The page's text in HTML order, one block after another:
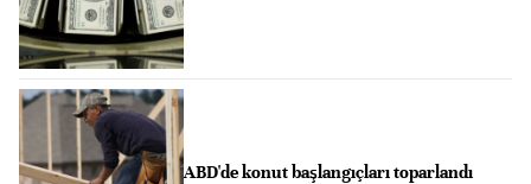
ABD'de konut başlangıçları toparlandı